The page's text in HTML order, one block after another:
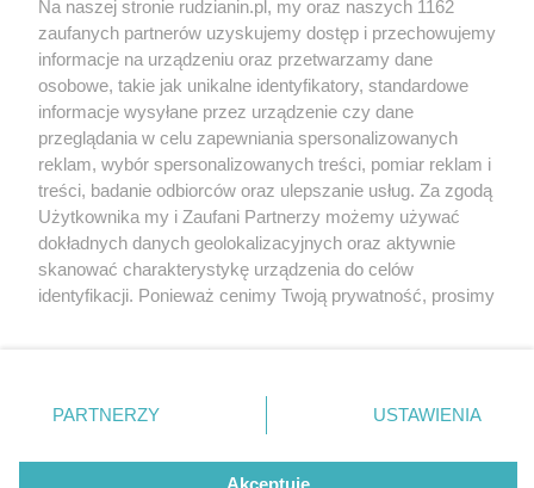
5 / 0
Wydawca mediów
Nie zapomnij
zapoznać się z:
polityką prywatności regulamin korzystania z portali
Twojemiasto
Piekary Śląskie
Chorzów
Tarnowskie Góry
Gliwice
Skontakuj sięz nami
Kontakt
Wydawca
Redakcja
Na naszej stronie rudzianin.pl, my oraz naszych 1162
zaufanych partnerów uzyskujemy dostęp i przechowujemy
informacje na urządzeniu oraz przetwarzamy dane
osobowe, takie jak unikalne identyfikatory, standardowe
informacje wysyłane przez urządzenie czy dane
przeglądania w celu zapewniania spersonalizowanych
reklam, wybór spersonalizowanych treści, pomiar reklam i
treści, badanie odbiorców oraz ulepszanie usług. Za zgodą
Użytkownika my i Zaufani Partnerzy możemy używać
dokładnych danych geolokalizacyjnych oraz aktywnie
skanować charakterystykę urządzenia do celów
identyfikacji. Ponieważ cenimy Twoją prywatność, prosimy
prywatności znajdujący się w lewym dolnym rogu strony
. Niektóre rodzaje przetwarzania danych nie wymagają
zgody użytkownika, ale masz prawo sprzeciwić się
takiemu przetwarzaniu. Preferencje będą miały
PARTNERZY USTAWIENIA
Akceptuję